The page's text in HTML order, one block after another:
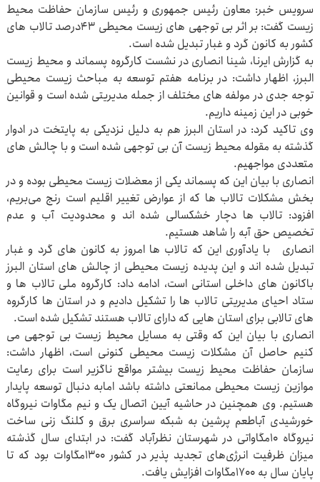
سرویس خبر: معاون رئیس جمهوری و رئیس سازمان حفاظت محیط
زیست گفت: بر اثر بی توجهی های زیست محیطی ۴۳درصد تالاب های
کشور به کانون گرد و غبار تبدیل شده است.
به گزارش ایرنا، شینا انصاری در نشست کارگروه پسماند و محیط زیست
البرز، اظهار داشت: در برنامه هفتم توسعه به مباحث زیست محیطی
توجه جدی در مولفه های مختلف از جمله مدیریتی شده است و قوانین
خوبی در این زمینه داریم.
وی تاکید کرد: در استان البرز هم به دلیل نزدیکی به پایتخت در ادوار
گذشته به مقوله محیط زیست آن بی توجهی شده است و با چالش های
متعددی مواجهیم.
انصاری با بیان این که پسماند یکی از معضلات زیست محیطی بوده و در
بخش مشکلات تالاب ها که از عوارض تغییر اقلیم است رنج می‌بریم،
افزود: تالاب ها دچار خشکسالی شده اند و محدودیت آب و عدم
تخصیص حق آبه را شاهد هستیم.
انصاری با یادآوری این که تالاب ها امروز به کانون های گرد و غبار
تبدیل شده اند و این پدیده زیست محیطی از چالش های استان البرز
باکانون های داخلی استانی است، ادامه داد: کارگروه ملی تالاب ها و
ستاد احیای مدیریتی تالاب ها را تشکیل دادیم و در استان ها کارگروه
های تالابی برای استان هایی که دارای تالاب هستند تشکیل شده است.
انصاری با بیان این که وقتی به مسایل محیط زیست بی توجهی می
کنیم حاصل آن مشکلات زیست محیطی کنونی است، اظهار داشت:
سازمان حفاظت محیط زیست بیشتر مواقع ناگزیر است برای رعایت
موازین زیست محیطی ممانعتی داشته باشد امابه دنبال توسعه پایدار
هستیم. وی همچنین در حاشیه آیین اتصال یک و نیم مگاوات نیروگاه
خورشیدی آباطعم پرشین به شبکه سراسری برق و کلنگ زنی ساخت
نیروگاه ۱۰مگاواتی در شهرستان نظرآباد گفت: در ابتدای سال گذشته
میزان ظرفیت انرژی‌های تجدید پذیر در کشور ۱۳۰۰مگاوات بود که تا
پایان سال به ۱۷۰۰مگاوات افزایش یافت.